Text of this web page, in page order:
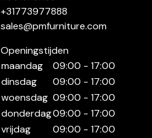
+31773977888
sales@pmfurniture.com
Openingstijden
maandag
09:00 - 17:00
dinsdag
09:00 - 17:00
woensdag 09:00 - 17:00
donderdag09:00 - 17:00
vrijdag
09:00 - 17:00